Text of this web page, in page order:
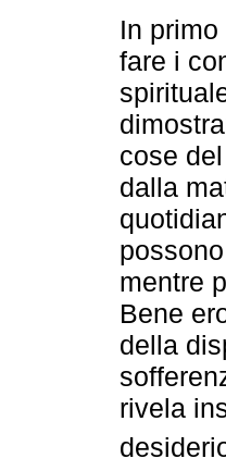
In
fare i
cose
dalla
mentre
Bene
della
rivela